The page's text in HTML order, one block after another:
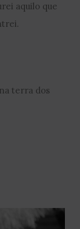
aquilo que
terra dos